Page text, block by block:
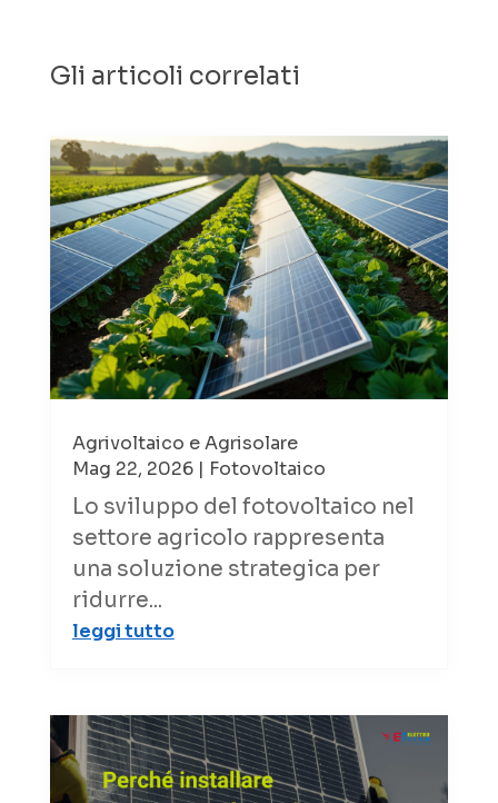
Gli articoli correlati
Agrivoltaico e Agrisolare
Mag 22, 2026| Fotovoltaico
Lo sviluppo del fotovoltaico nel
settore agricolo rappresenta
una soluzione strategica per
ridurre...
leggi tutto